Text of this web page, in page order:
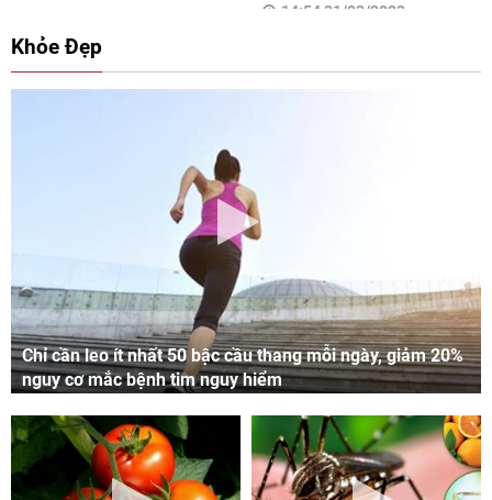
14:54 31/03/2023
Khỏe Đẹp
Chỉ cần leo ít nhất 50 bậc cầu thang mỗi ngày, giảm 20%
nguy cơ mắc bệnh tim nguy hiểm